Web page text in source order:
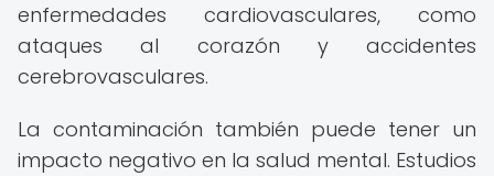
enfermedades cardiovasculares, como
ataques al corazón y accidentes
cerebrovasculares.
La contaminación también puede tener un
impacto negativo en la salud mental. Estudios